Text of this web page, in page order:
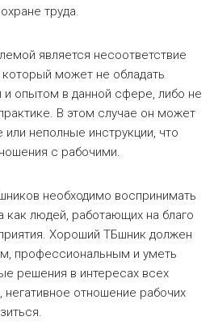
труда.
является несоответствие
может не обладать
опытом в данной сфере, либо не
В этом случае он может
неполные инструкции, что
с рабочими.
необходимо воспринимать
как людей, работающих на благо
Хороший ТБшник должен
профессиональным и уметь
решения в интересах всех
отношение рабочих